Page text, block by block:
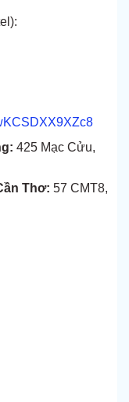
425 Mạc Cửu,
Thơ: 57 CMT8,